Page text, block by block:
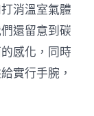
消溫室氣體
還留意到碳
感化，同時
實行手腕，